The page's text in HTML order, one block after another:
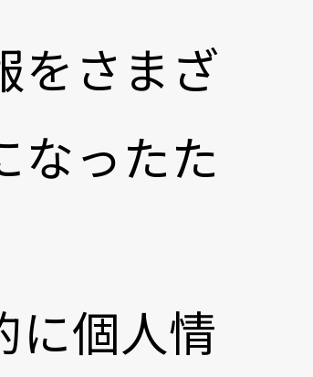
をさまざ
なったた
に個人情